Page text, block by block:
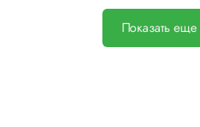
Показать еще